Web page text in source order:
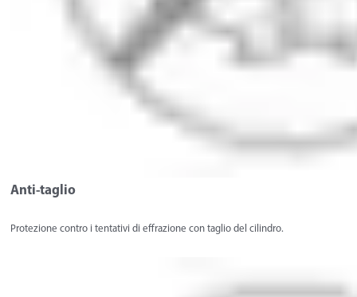
Anti-taglio
Protezione contro i tentativi di effrazione con taglio del cilindro.